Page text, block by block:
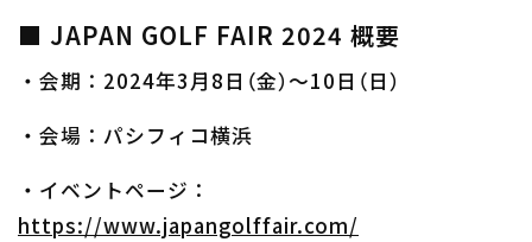
■ JAPAN GOLF FAIR 2024 概要
・会期：2024年3月8日（金）〜10日（日）
・会場：パシフィコ横浜
・イベントページ：
https://www.japangolffair.com/